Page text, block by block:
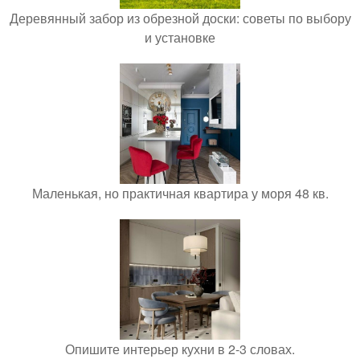
Деревянный забор из обрезной доски: советы по выбору
и установке
Маленькая, но практичная квартира у моря 48 кв.
Опишите интерьер кухни в 2-3 словах.